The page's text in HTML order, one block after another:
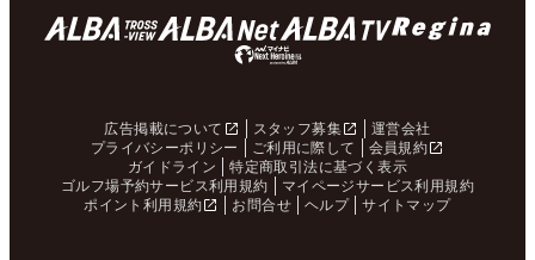
広告掲載について スタッフ募集
運営会社
プライバシーポリシー
ご利用に際して
会員規約
ガイドライン
特定商取引法に基づく表示
ゴルフ場予約サービス利用規約
マイページサービス利用規約
ポイント利用規約
お問合せ ヘルプ サイトマップ